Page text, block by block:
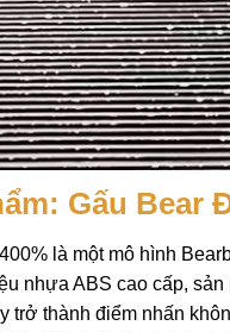
Gấu Bear
là một mô hình
nhựa ABS cao cấp,
trở thành điểm nhấn